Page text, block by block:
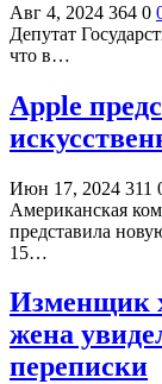
Авг 4, 2024 364 0
Депутат
что в…
Apple
Июн 17, 2024 311
Американская
представила
15…
Изменщик
жена
переписки